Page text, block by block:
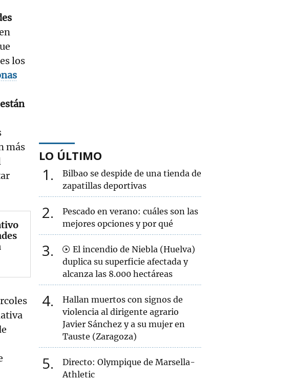
los
más
LO ÚLTIMO
1
Bilbao se despide de una tienda de
zapatillas deportivas
2
Pescado en verano: cuáles son las
mejores opciones y por qué
3
El incendio de Niebla (Huelva)
duplica su superficie afectada y
alcanza las 8.000 hectáreas
4
Hallan muertos con signos de
violencia al dirigente agrario
Javier Sánchez y a su mujer en
Tauste (Zaragoza)
5
Directo: Olympique de Marsella-
Athletic